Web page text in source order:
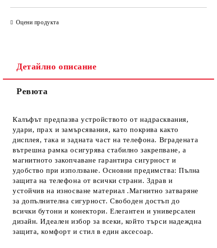
Оцени продукта
Детайлно описание
Ревюта
Калъфът предпазва устройството от надрасквания,
удари, прах и замърсявания, като покрива както
дисплея, така и задната част на телефона. Вградената
вътрешна рамка осигурява стабилно закрепване, а
магнитното закопчаване гарантира сигурност и
удобство при използване. Основни предимства: Пълна
защита на телефона от всички страни. Здрав и
устойчив на износване материал .Магнитно затваряне
за допълнителна сигурност. Свободен достъп до
всички бутони и конектори. Елегантен и универсален
дизайн. Идеален избор за всеки, който търси надеждна
защита, комфорт и стил в един аксесоар.